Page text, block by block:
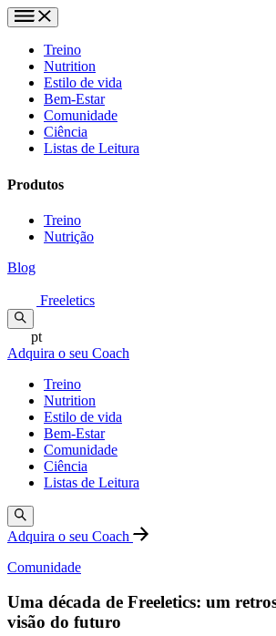
Treino
Nutrition
Estilo de vida
Bem-Estar
Comunidade
Ciência
Listas de Leitura
Produtos
Treino
Nutrição
Blog
Freeletics
pt
Adquira o seu Coach
Treino
Nutrition
Estilo de vida
Bem-Estar
Comunidade
Ciência
Listas de Leitura
Adquira o seu Coach
Comunidade
Uma década de Freeletics: um
visão do futuro